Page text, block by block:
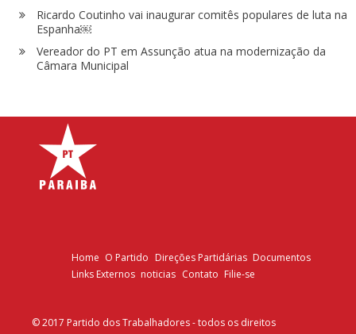
Ricardo Coutinho vai inaugurar comitês populares de luta na
Espanha￼
Vereador do PT em Assunção atua na modernização da
Câmara Municipal
Home O Partido Direções Partidárias Documentos
Links Externos noticias Contato Filie-se
© 2017 Partido dos Trabalhadores - todos os direitos